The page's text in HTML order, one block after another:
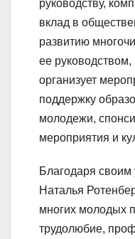
руководству,
вклад в
развитию
ее
организует
поддержку
молодежи,
мероприятия и
Благодаря своим
Наталья
многих молодых
трудолюбие,